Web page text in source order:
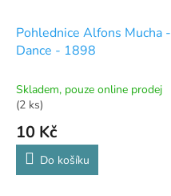
Pohlednice Alfons Mucha -
Dance - 1898
Skladem, pouze online prodej
(2 ks)
10 Kč
Do košíku